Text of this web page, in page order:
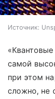
Источник:
самой
при этом
сложно, не